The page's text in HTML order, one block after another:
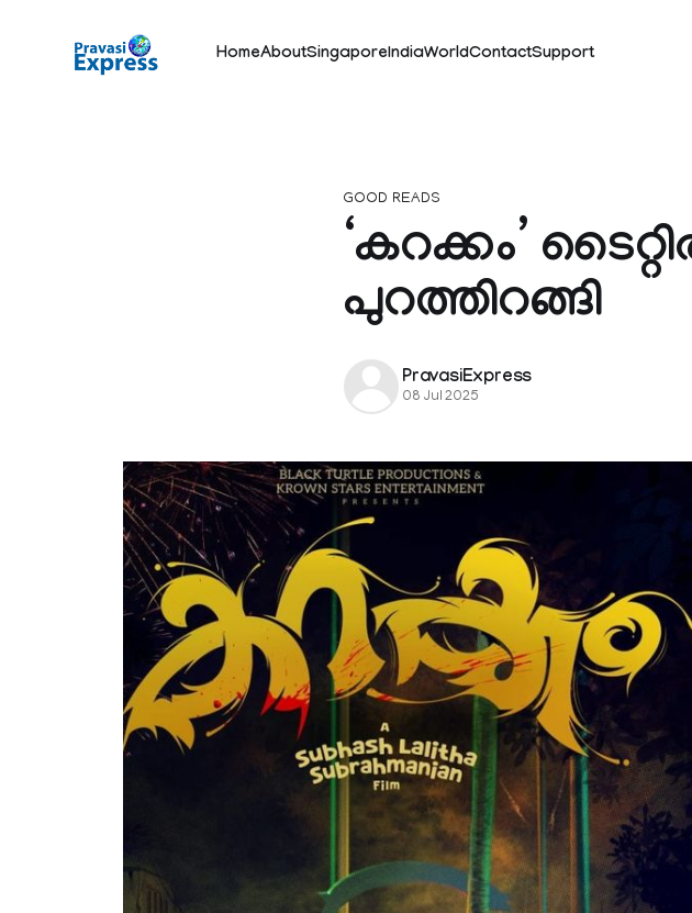
HomeAboutSingaporeIndiaWorldContactSupport
GOOD READS
‘കറക്കം’
പുറത്തിറങ്ങി
PravasiExpress
08 Jul 2025